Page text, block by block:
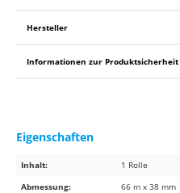
Hersteller
Informationen zur Produktsicherheit
Eigenschaften
Inhalt:
1 Rolle
Abmessung:
66 m x 38 mm